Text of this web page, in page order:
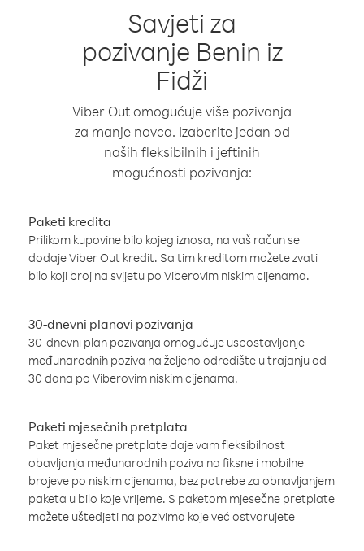
Savjeti za
pozivanje Benin iz
Fidži
Viber Out omogućuje više pozivanja
za manje novca. Izaberite jedan od
naših fleksibilnih i jeftinih
mogućnosti pozivanja:
Paketi kredita
Prilikom kupovine bilo kojeg iznosa, na vaš račun se
dodaje Viber Out kredit. Sa tim kreditom možete zvati
bilo koji broj na svijetu po Viberovim niskim cijenama.
30-dnevni planovi pozivanja
30-dnevni plan pozivanja omogućuje uspostavljanje
međunarodnih poziva na željeno odredište u trajanju od
30 dana po Viberovim niskim cijenama.
Paketi mjesečnih pretplata
Paket mjesečne pretplate daje vam fleksibilnost
obavljanja međunarodnih poziva na fiksne i mobilne
brojeve po niskim cijenama, bez potrebe za obnavljanjem
paketa u bilo koje vrijeme. S paketom mjesečne pretplate
možete uštedjeti na pozivima koje već ostvarujete